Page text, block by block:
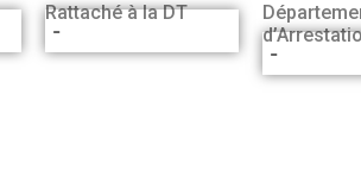
Rattaché à la DT
-
-